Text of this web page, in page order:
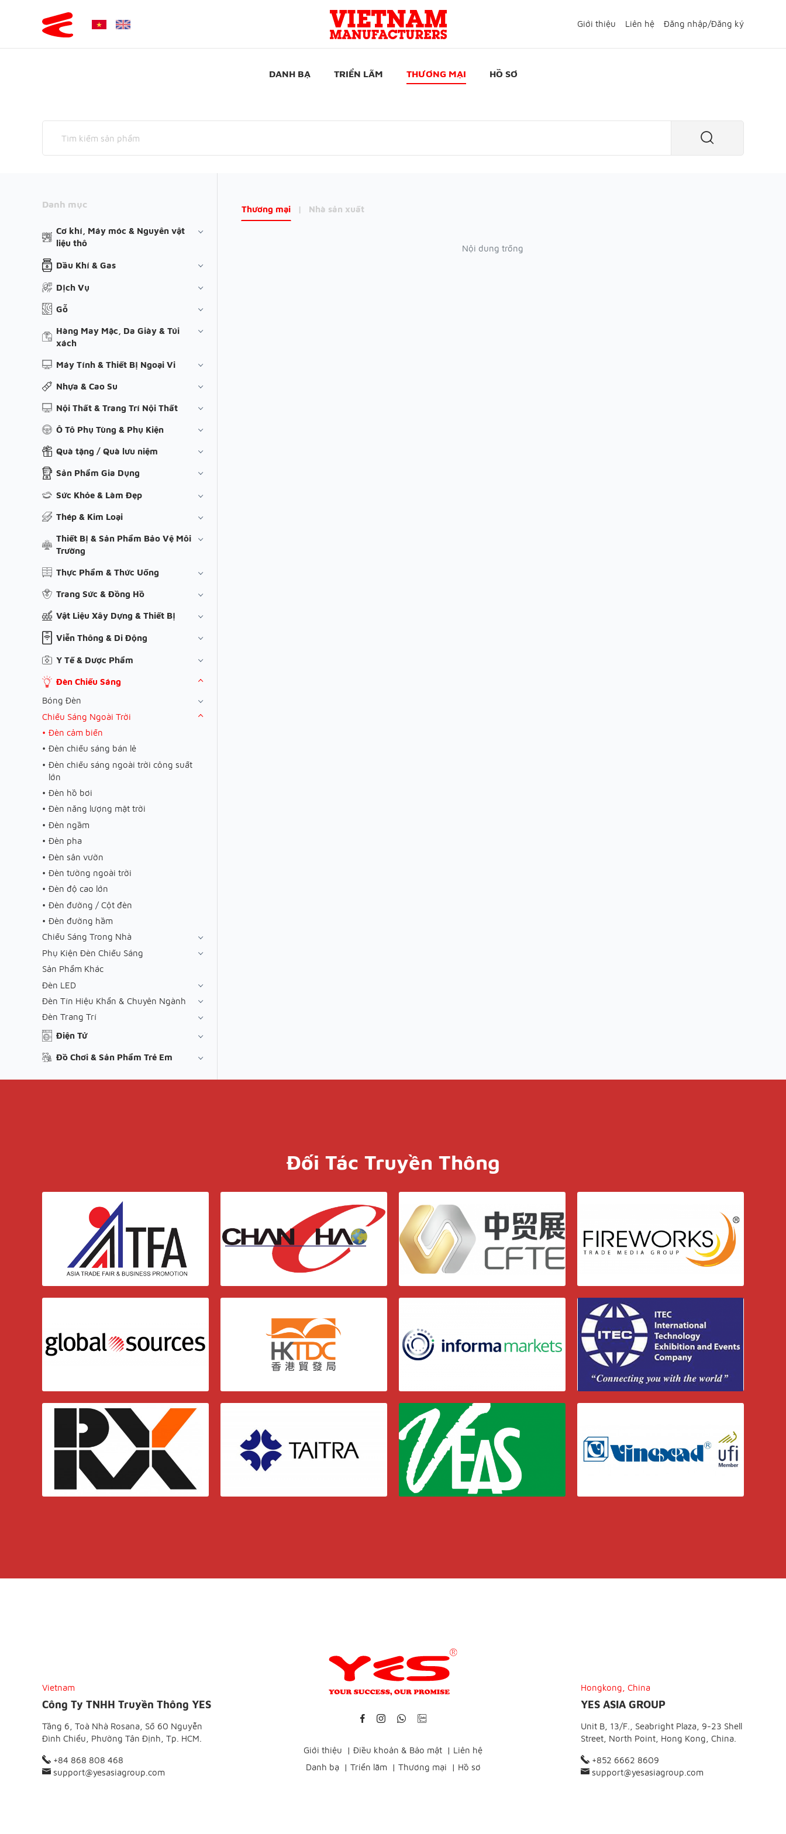
Giới thiệu Liên hệ Đăng nhập/Đăng ký
DANH BẠ TRIỂN LÃM THƯƠNG MẠI HỒ SƠ
Danh mục
Cơ khí, Máy móc & Nguyên vật
liệu thô
Dầu Khí & Gas
Dịch Vụ
Gỗ
Hàng May Mặc, Da Giày & Túi
xách
Máy Tính & Thiết Bị Ngoại Vi
Nhựa & Cao Su
Nội Thất & Trang Trí Nội Thất
Ô Tô Phụ Tùng & Phụ Kiện
Quà tặng / Quà lưu niệm
Sản Phẩm Gia Dụng
Sức Khỏe & Làm Đẹp
Thép & Kim Loại
Thiết Bị & Sản Phẩm Bảo Vệ Môi
Trường
Thực Phẩm & Thức Uống
Trang Sức & Đồng Hồ
Vật Liệu Xây Dựng & Thiết Bị
Viễn Thông & Di Động
Y Tế & Dược Phẩm
Đèn Chiếu Sáng
Bóng Đèn
Chiếu Sáng Ngoài Trời
Đèn cảm biến
Đèn chiếu sáng bán lẻ
Đèn chiếu sáng ngoài trời công suất
lớn
Đèn hồ bơi
Đèn năng lượng mặt trời
Đèn ngầm
Đèn pha
Đèn sân vườn
Đèn tường ngoài trời
Đèn độ cao lớn
Đèn đường / Cột đèn
Đèn đường hầm
Chiếu Sáng Trong Nhà
Phụ Kiện Đèn Chiếu Sáng
Sản Phẩm Khác
Đèn LED
Đèn Tín Hiệu Khẩn & Chuyên Ngành
Đèn Trang Trí
Điện Tử
Đồ Chơi & Sản Phẩm Trẻ Em
Thương mại | Nhà sản xuất
Nội dung trống
Đối Tác Truyền Thông
Vietnam
Công Ty TNHH Truyền Thông YES
Tầng 6, Toà Nhà Rosana, Số 60 Nguyễn
Đình Chiểu, Phường Tân Định, Tp. HCM.
+84 868 808 468
support@yesasiagroup.com
Giới thiệu | Điều khoản & Bảo mật | Liên hệ
Danh bạ
| Triển lãm | Thương mại | Hồ sơ
Hongkong, China
YES ASIA GROUP
Unit B, 13/F., Seabright Plaza, 9-23 Shell
Street, North Point, Hong Kong, China.
+852 6662 8609
support@yesasiagroup.com